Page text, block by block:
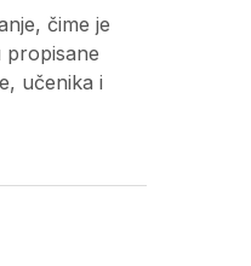
čime je
propisane
učenika i